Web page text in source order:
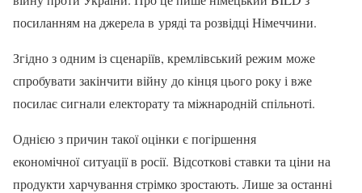
посиланням на джерела в уряді та розвідці Німеччини.
Згідно з одним із сценаріїв, кремлівський режим може
спробувати закінчити війну до кінця цього року і вже
посилає сигнали електорату та міжнародній спільноті.
Однією з причин такої оцінки є погіршення
економічної ситуації в росії. Відсоткові ставки та ціни на
продукти харчування стрімко зростають. Лише за останні